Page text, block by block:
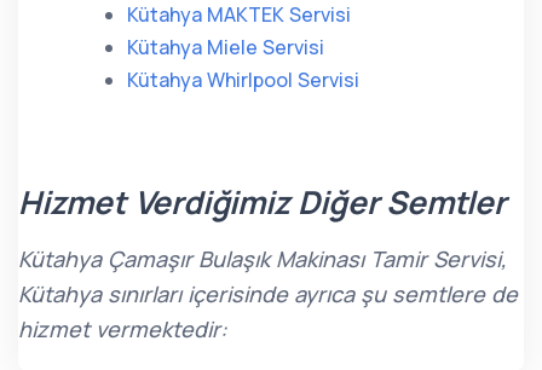
Kütahya MAKTEK Servisi
Kütahya Miele Servisi
Kütahya Whirlpool Servisi
Hizmet Verdiğimiz Diğer Semtler
Kütahya Çamaşır Bulaşık Makinası Tamir Servisi,
Kütahya sınırları içerisinde ayrıca şu semtlere de
hizmet vermektedir: